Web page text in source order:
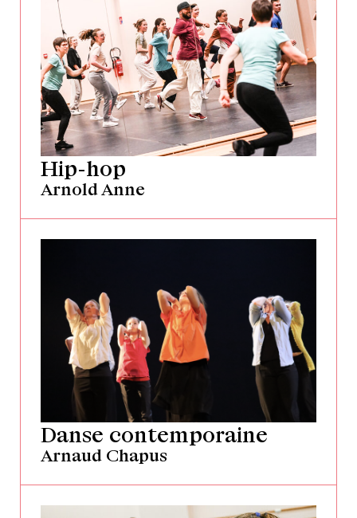
Hip-hop
Arnold Anne
Danse contemporaine
Arnaud Chapus